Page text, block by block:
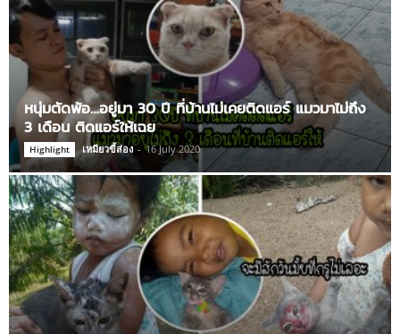
หนุ่มตัดพ้อ…อยู่มา 30 ปี ที่บ้านไม่เคยติดแอร์ แมวมาไม่ถึง
3 เดือน ติดแอร์ให้เฉย
Highlight เหมียวขี้ส่อง - 16 July 2020